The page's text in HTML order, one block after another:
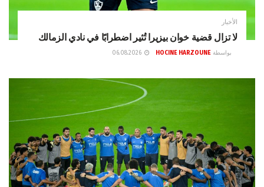
الأخبار
لا تزال قضية خوان بيزيرا تُثير اضطرابًا في نادي الزمالك
بواسطة HOCINE HARZOUNE